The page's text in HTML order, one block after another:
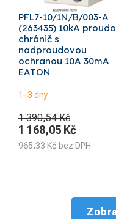
PFL7-10/1N/B/003-A
(263435) 10kA
chránič s
nadproudovou
ochranou 10A 30mA
EATON
1–3 dny
1 390,54 Kč
1 168,05 Kč
965,33 Kč bez DPH